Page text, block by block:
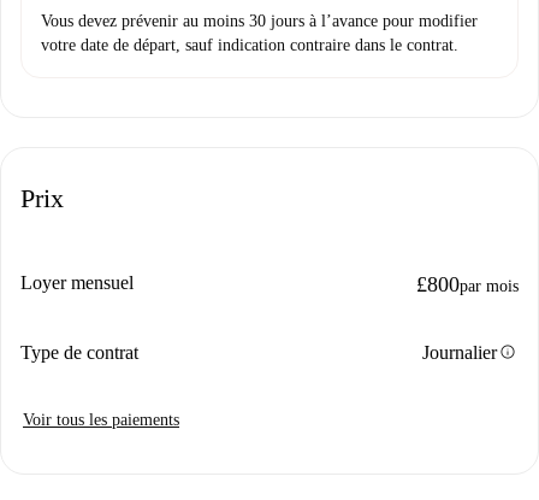
Vous devez prévenir au moins 30 jours à l’avance pour modifier
votre date de départ, sauf indication contraire dans le contrat.
Prix
Loyer mensuel £800par mois
Type de contrat Journalierinfo
Voir tous les paiements